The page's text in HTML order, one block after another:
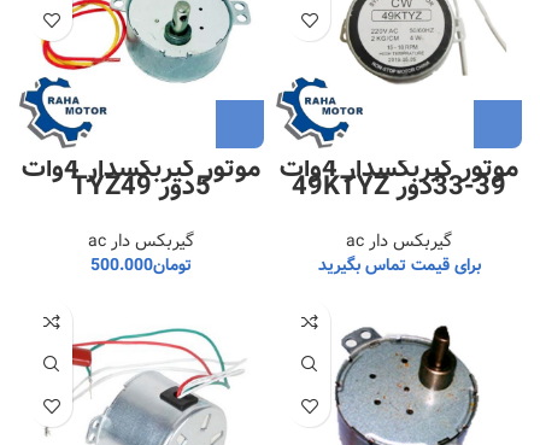
موتور گیربکسدار 4وات 39-33دور 49KTYZ
گیربکس دار ac
برای قیمت تماس بگیرید
موتور گیربکسدار 4وات 5دور TYZ49
گیربکس دار ac
تومان500.000